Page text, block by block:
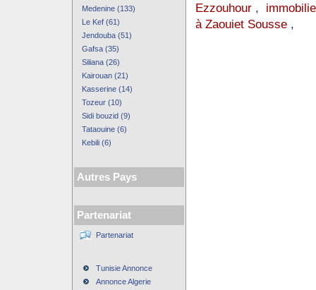
Medenine (133)
Le Kef (61)
Jendouba (51)
Gafsa (35)
Siliana (26)
Kairouan (21)
Kasserine (14)
Tozeur (10)
Sidi bouzid (9)
Tataouine (6)
Kebili (6)
Autres Pays
Partenariat
Partenariat
Tunisie Annonce
Annonce Algerie
Ezzouhour,
à Zaouiet Sousse,